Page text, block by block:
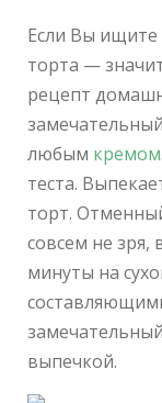
Если Вы ищите
торта —
рецепт
любым кремом
теста.
торт.
совсем не зря,
минуты на
выпечкой.